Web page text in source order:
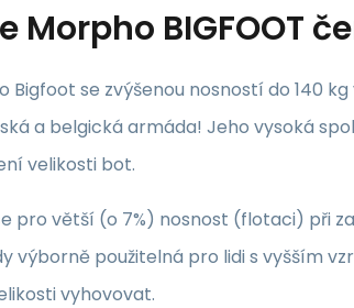
Morpho BIGFOOT
se zvýšenou nosností do 140
a belgická armáda! Jeho vysoká
velikosti bot.
pro větší (o 7%) nosnost (flotaci) při
výborně použitelná pro lidi s vyšším
vyhovovat.